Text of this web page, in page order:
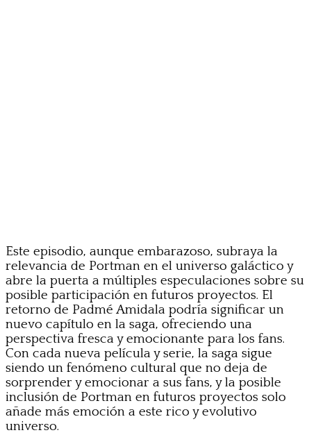
Este episodio, aunque embarazoso, subraya la
relevancia de Portman en el universo galáctico y
abre la puerta a múltiples especulaciones sobre su
posible participación en futuros proyectos. El
retorno de Padmé Amidala podría significar un
nuevo capítulo en la saga, ofreciendo una
perspectiva fresca y emocionante para los fans.
Con cada nueva película y serie, la saga sigue
siendo un fenómeno cultural que no deja de
sorprender y emocionar a sus fans, y la posible
inclusión de Portman en futuros proyectos solo
añade más emoción a este rico y evolutivo
universo.